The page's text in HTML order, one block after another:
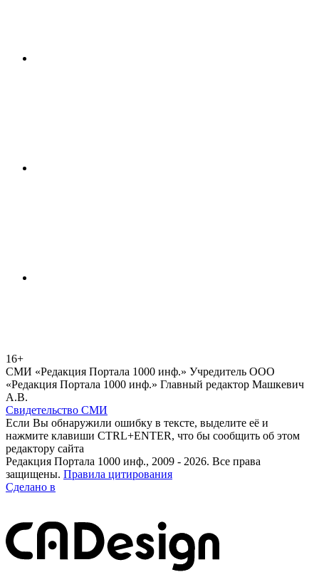
16+
СМИ «Редакция Портала 1000 инф.» Учредитель ООО
«Редакция Портала 1000 инф.» Главный редактор Машкевич
А.В.
Свидетельство СМИ
Если Вы обнаружили ошибку в тексте, выделите её и
нажмите клавиши CTRL+ENTER, что бы сообщить об этом
редактору сайта
Редакция Портала 1000 инф., 2009 - 2026. Все права
защищены. Правила цитирования
Сделано в